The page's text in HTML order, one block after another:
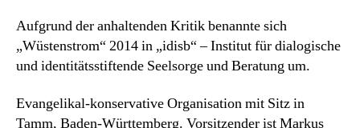
Aufgrund der anhaltenden Kritik benannte sich
„Wüstenstrom“ 2014 in „idisb“ – Institut für dialogische
und identitätsstiftende Seelsorge und Beratung um.
Evangelikal-konservative Organisation mit Sitz in
Tamm, Baden-Württemberg. Vorsitzender ist Markus